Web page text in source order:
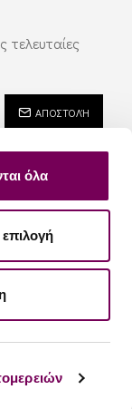
όλα
τελευταίες
ΑΠΟΣΤΟΛΉ